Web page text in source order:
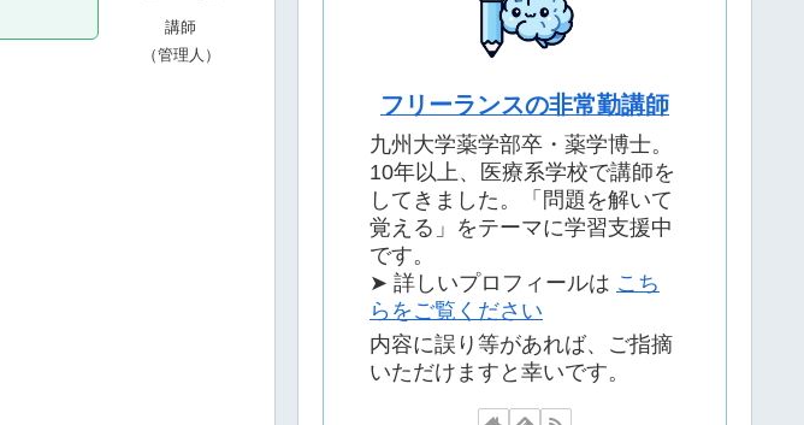
講師
（管理人）
フリーランスの非常勤講師
九州大学薬学部卒・薬学博士。
10年以上、医療系学校で講師を
してきました。「問題を解いて
覚える」をテーマに学習支援中
です。
➤ 詳しいプロフィールは こち
らをご覧ください
内容に誤り等があれば、ご指摘
いただけますと幸いです。